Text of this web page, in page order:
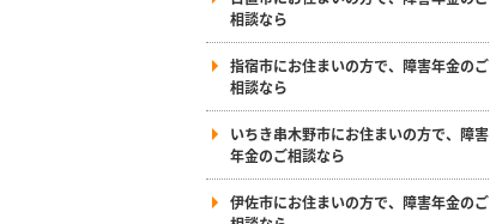
相談なら
指宿市にお住まいの方で、障害年金のご
相談なら
いちき串木野市にお住まいの方で、障害
年金のご相談なら
伊佐市にお住まいの方で、障害年金のご